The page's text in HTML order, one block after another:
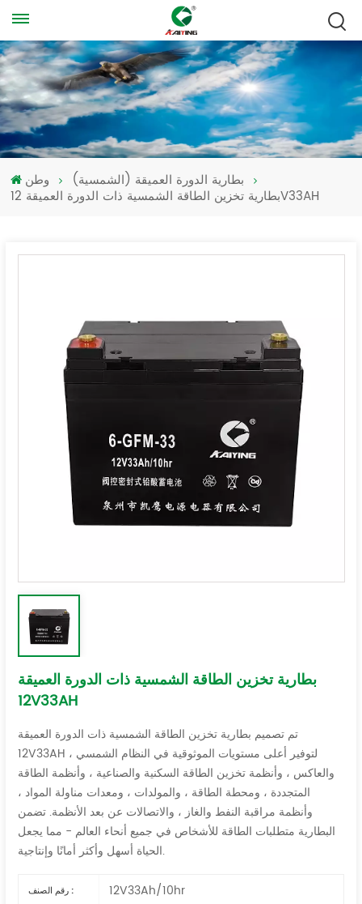
وطن
بطارية الدورة العميقة (الشمسية)
بطارية تخزين الطاقة الشمسية ذات الدورة العميقة 12V33AH
بطارية تخزين الطاقة الشمسية ذات الدورة العميقة
12V33AH
تم تصميم بطارية تخزين الطاقة الشمسية ذات الدورة العميقة
12V33AH لتوفير أعلى مستويات الموثوقية في النظام الشمسي ،
والعاكس ، وأنظمة تخزين الطاقة السكنية والصناعية ، وأنظمة الطاقة
المتجددة ، ومحطة الطاقة ، والمولدات ، ومعدات مناولة المواد ،
وأنظمة مراقبة النفط والغاز ، والاتصالات عن بعد الأنظمة. تضمن
البطارية متطلبات الطاقة للأشخاص في جميع أنحاء العالم - مما يجعل
الحياة أسهل وأكثر أمانًا وإنتاجية.
رقم الصنف : 12V33Ah/10hr